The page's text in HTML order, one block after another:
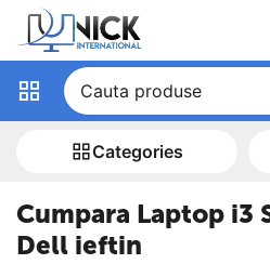
Сategories
Cumpara Laptop i3
Dell ieftin